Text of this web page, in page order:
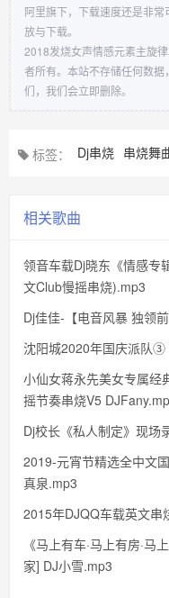
阿里旗下，下载速度还是非
放与下载。
2018发烧女声情感元素主旋
者所有。本站不存储任何数
们，我们会立即删除。
标签： Dj串烧 串烧舞
相关歌曲
领音车载Dj晓东《情感专
文Club慢摇串烧).mp3
Dj佳佳-【电音风暴 独领
沈阳城2020年国庆派队③
小仙女蒋永先美女专属经
摇节奏串烧V5
Dj校长《私人制定》现场
2019-元宵节精选全中文
真泉.mp3
2015年DJQQ车载英文串
《马上有车·马上有房·
家] DJ小雪.mp3